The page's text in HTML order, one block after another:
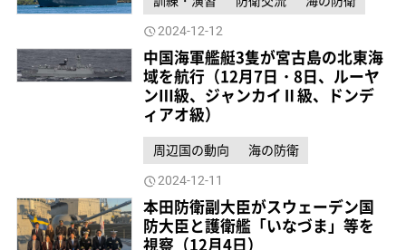
2024-12-12
中国海軍艦艇3隻が宮古島の北東海
域を航行（12月7日・8日、ルーヤ
ンⅢ級、ジャンカイⅡ級、ドンデ
ィアオ級）
周辺国の動向 海の防衛
2024-12-11
本田防衛副大臣がスウェーデン国
防大臣と護衛艦「いなづま」等を
視察（12月4日）